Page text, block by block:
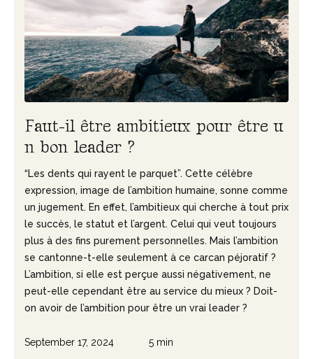
Faut-il être ambitieux pour être u
n bon leader ?
“Les dents qui rayent le parquet”. Cette célèbre
expression, image de l’ambition humaine, sonne comme
un jugement. En effet, l’ambitieux qui cherche à tout prix
le succès, le statut et l’argent. Celui qui veut toujours
plus à des fins purement personnelles. Mais l’ambition
se cantonne-t-elle seulement à ce carcan péjoratif ?
L’ambition, si elle est perçue aussi négativement, ne
peut-elle cependant être au service du mieux ? Doit-
on avoir de l’ambition pour être un vrai leader ?
September 17, 2024 5 min